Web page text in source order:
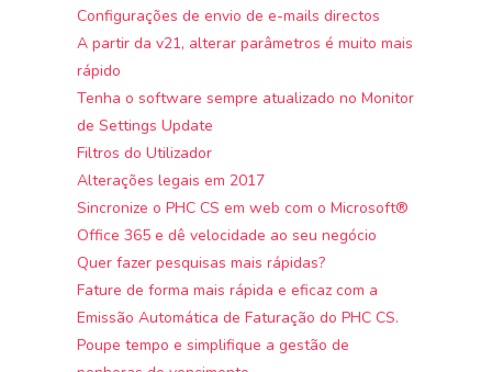
Configurações de envio de e-mails directos
A partir da v21, alterar parâmetros é muito mais
rápido
Tenha o software sempre atualizado no Monitor
de Settings Update
Filtros do Utilizador
Alterações legais em 2017
Sincronize o PHC CS em web com o Microsoft®
Office 365 e dê velocidade ao seu negócio
Quer fazer pesquisas mais rápidas?
Fature de forma mais rápida e eficaz com a
Emissão Automática de Faturação do PHC CS.
Poupe tempo e simplifique a gestão de